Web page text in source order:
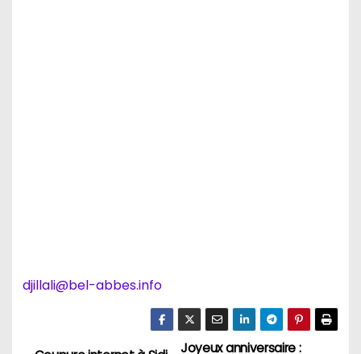
djillali@bel-abbes.info
Joyeux anniversaire :